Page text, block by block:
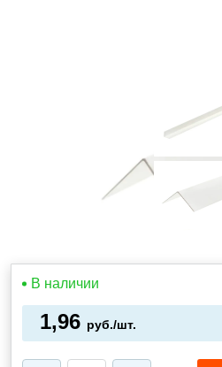
В наличии
1,96 руб./шт.